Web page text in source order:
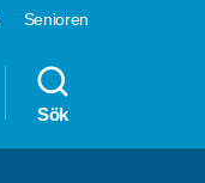
Senioren
Sök